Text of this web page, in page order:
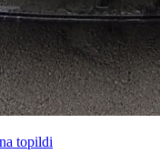
topildi